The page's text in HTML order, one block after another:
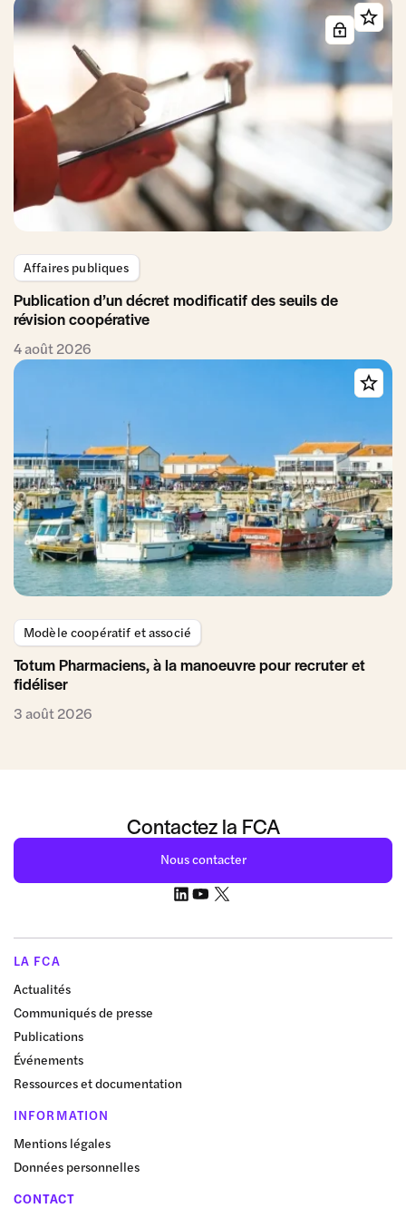
Affaires publiques
Publication d’un décret modificatif des seuils de
révision coopérative
4 août 2026
Modèle coopératif et associé
Totum Pharmaciens, à la manoeuvre pour recruter et
fidéliser
3 août 2026
Contactez la FCA
Nous contacter
LA FCA
Actualités
Communiqués de presse
Publications
Événements
Ressources et documentation
INFORMATION
Mentions légales
Données personnelles
CONTACT